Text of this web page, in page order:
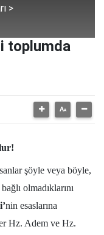
>
toplumda
şöyle veya böyle,
olmadıklarını
nin esaslarına
Hz. Adem ve Hz.